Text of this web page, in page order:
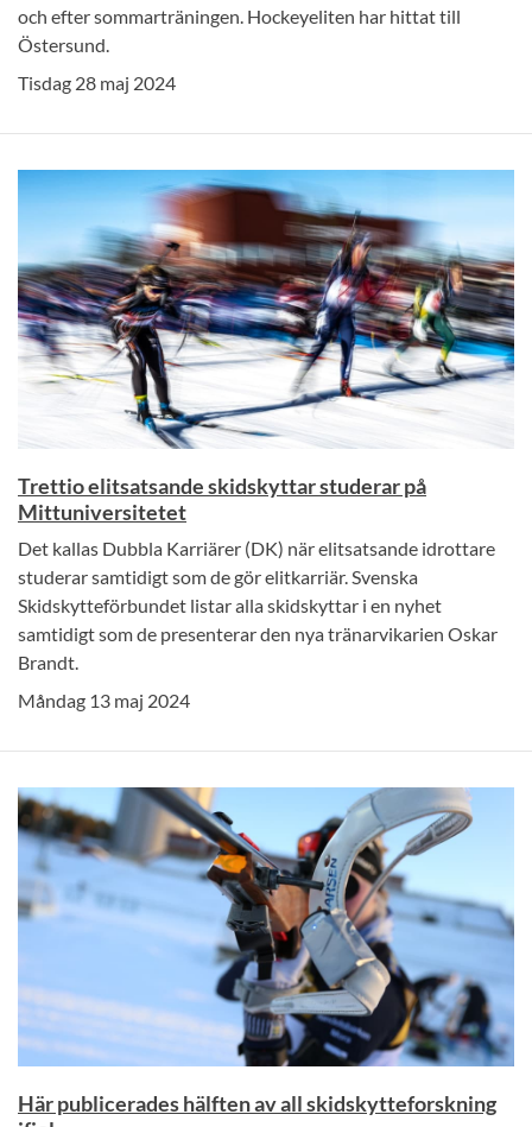
och efter sommarträningen. Hockeyeliten har hittat till
Östersund.
Tisdag 28 maj 2024
Trettio elitsatsande skidskyttar studerar på
Mittuniversitetet
Det kallas Dubbla Karriärer (DK) när elitsatsande idrottare
studerar samtidigt som de gör elitkarriär. Svenska
Skidskytteförbundet listar alla skidskyttar i en nyhet
samtidigt som de presenterar den nya tränarvikarien Oskar
Brandt.
Måndag 13 maj 2024
Här publicerades hälften av all skidskytteforskning